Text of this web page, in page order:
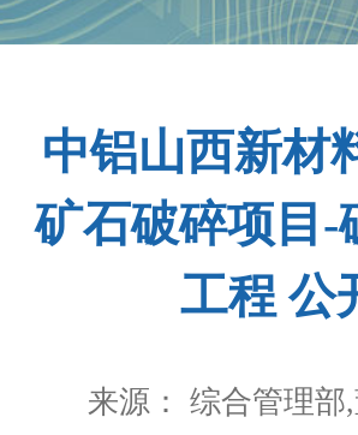
中铝山西新材
矿石破碎项目-
工程 公
来源： 综合管理部